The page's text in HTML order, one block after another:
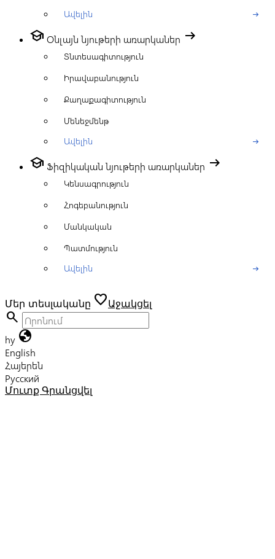
Ավելին
arrow_right_alt
school Օնլայն նյութերի առարկաներ arrow_right_alt
Տնտեսագիտություն
Իրավաբանություն
Քաղաքագիտություն
Մենեջմենթ
Ավելին
arrow_right_alt
school Ֆիզիկական նյութերի առարկաներ arrow_right_alt
Կենսագրություն
Հոգեբանություն
Մանկական
Պատմություն
Ավելին
arrow_right_alt
Մեր տեսլականը favoriteԱջակցել
search
hy globe
English
Հայերեն
Русский
Մուտք Գրանցվել